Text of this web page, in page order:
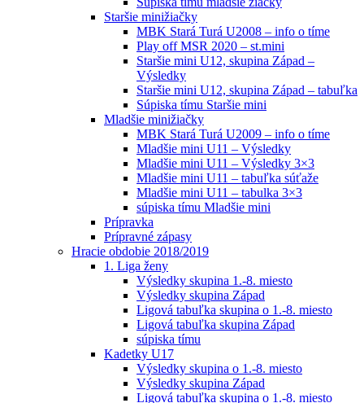
Staršie minižiačky
MBK Stará Turá U2008 – info o tíme
Play off MSR 2020 – st.mini
Staršie mini U12, skupina Západ –
Výsledky
Staršie mini U12, skupina Západ – tabuľka
Súpiska tímu Staršie mini
Mladšie minižiačky
MBK Stará Turá U2009 – info o tíme
Mladšie mini U11 – Výsledky
Mladšie mini U11 – Výsledky 3×3
Mladšie mini U11 – tabuľka súťaže
Mladšie mini U11 – tabulka 3×3
súpiska tímu Mladšie mini
Prípravka
Prípravné zápasy
Hracie obdobie 2018/2019
1. Liga ženy
Výsledky skupina 1.-8. miesto
Výsledky skupina Západ
Ligová tabuľka skupina o 1.-8. miesto
Ligová tabuľka skupina Západ
súpiska tímu
Kadetky U17
Výsledky skupina o 1.-8. miesto
Výsledky skupina Západ
Ligová tabuľka skupina o 1.-8. miesto